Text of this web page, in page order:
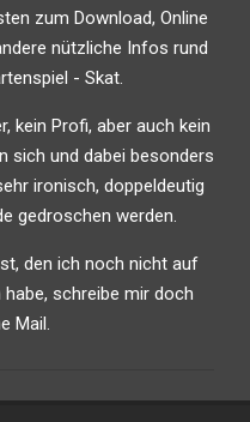
zum Download, Online
nützliche Infos rund
- Skat.
kein Profi, aber auch kein
sich und dabei besonders
ironisch, doppeldeutig
gedroschen werden.
den ich noch nicht auf
schreibe mir doch
Mail.